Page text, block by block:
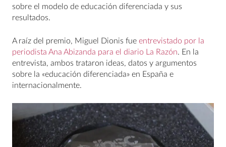
sobre el modelo de educación diferenciada y sus
resultados.
A raíz del premio, Miguel Dionis fue entrevistado por la
periodista Ana Abizanda para el diario La Razón. En la
entrevista, ambos trataron ideas, datos y argumentos
sobre la «educación diferenciada» en España e
internacionalmente.